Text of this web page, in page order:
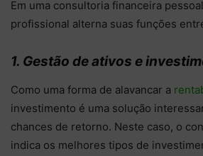
Em uma consultoria financeira
profissional alterna suas funções
1. Gestão de ativos e
Como uma forma de alavancar a
investimento é uma solução
chances de retorno. Neste caso, o
indica os melhores tipos de